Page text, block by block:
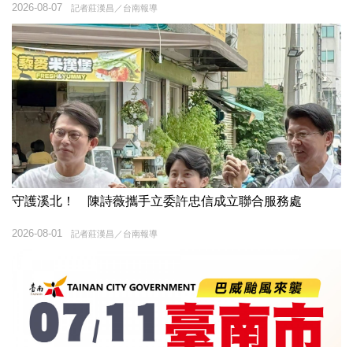
記者莊漢昌／台南報導
2026-08-07
守護溪北！ 陳詩薇攜手立委許忠信成立聯合服務處
記者莊漢昌／台南報導
2026-08-01